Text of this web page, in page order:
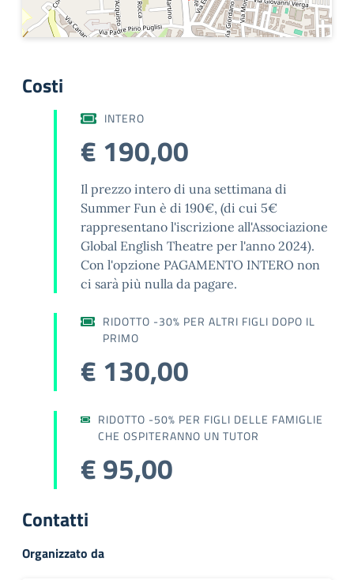
Costi
INTERO
€ 190,00
Il prezzo intero di una settimana di
Summer Fun è di 190€, (di cui 5€
rappresentano l'iscrizione all'Associazione
Global English Theatre per l'anno 2024).
Con l'opzione PAGAMENTO INTERO non
ci sarà più nulla da pagare.
RIDOTTO -30% PER ALTRI FIGLI DOPO IL
PRIMO
€ 130,00
RIDOTTO -50% PER FIGLI DELLE FAMIGLIE
CHE OSPITERANNO UN TUTOR
€ 95,00
Contatti
Organizzato da